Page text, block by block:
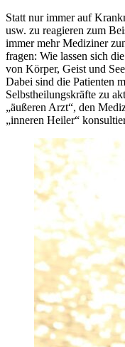
Statt nur immer auf
usw. zu reagieren zum
immer mehr Mediziner
fragen: Wie lassen sich
von Körper, Geist und
Dabei sind die Patienten
Selbstheilungskräfte zu
„äußeren Arzt“, den
„inneren Heiler“